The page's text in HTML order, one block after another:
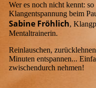
Wer es noch nicht kennt:
Klangentspannung beim
Sabine Fröhlich,
Mentaltrainerin.
Reinlauschen,
Minuten entspannen...
zwischendurch nehmen!